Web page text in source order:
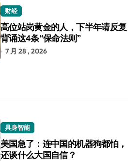
财经
高位站岗黄金的人，下半年请反复
背诵这4条“保命法则”
7 月 28 , 2026
具身智能
美国急了：连中国的机器狗都怕，
还谈什么大国自信？